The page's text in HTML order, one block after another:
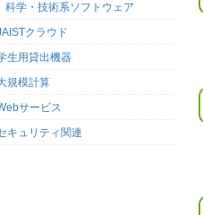
科学・技術系ソフトウェア
クラウド
生用貸出機器
規模計算
サービス
キュリティ関連